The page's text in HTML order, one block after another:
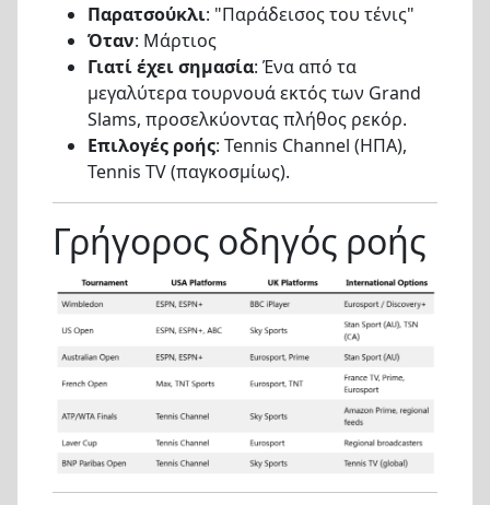
Παρατσούκλι: "Παράδεισος του τένις"
Όταν: Μάρτιος
Γιατί έχει σημασία: Ένα από τα
μεγαλύτερα τουρνουά εκτός των Grand
Slams, προσελκύοντας πλήθος ρεκόρ.
Επιλογές ροής: Tennis Channel (ΗΠΑ),
Tennis TV (παγκοσμίως).
Γρήγορος οδηγός ροής